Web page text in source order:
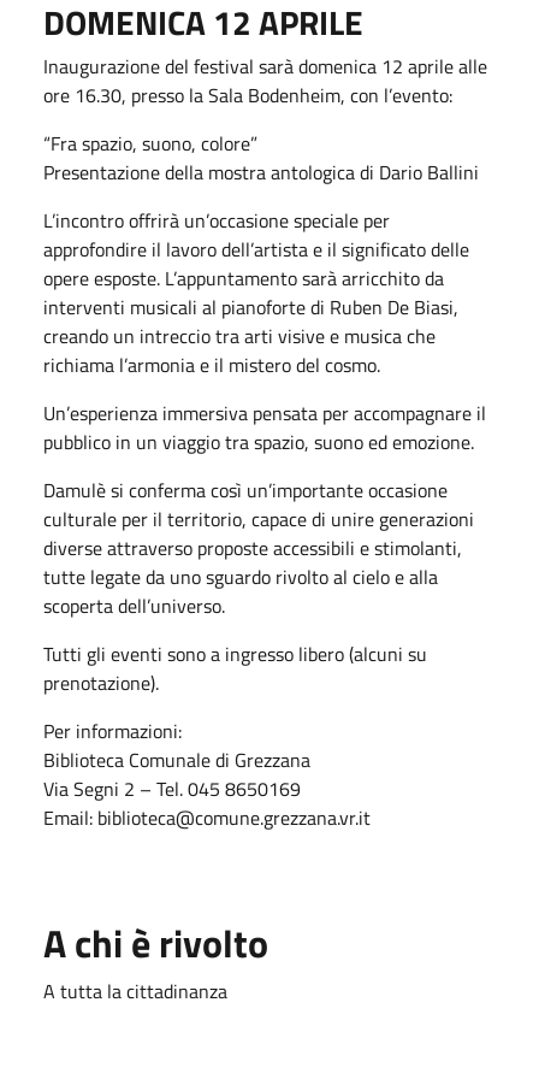
DOMENICA 12 APRILE
Inaugurazione del festival sarà domenica 12 aprile alle
ore 16.30, presso la Sala Bodenheim, con l’evento:
“Fra spazio, suono, colore”
Presentazione della mostra antologica di Dario Ballini
L’incontro offrirà un’occasione speciale per
approfondire il lavoro dell’artista e il significato delle
opere esposte. L’appuntamento sarà arricchito da
interventi musicali al pianoforte di Ruben De Biasi,
creando un intreccio tra arti visive e musica che
richiama l’armonia e il mistero del cosmo.
Un’esperienza immersiva pensata per accompagnare il
pubblico in un viaggio tra spazio, suono ed emozione.
Damulè si conferma così un’importante occasione
culturale per il territorio, capace di unire generazioni
diverse attraverso proposte accessibili e stimolanti,
tutte legate da uno sguardo rivolto al cielo e alla
scoperta dell’universo.
Tutti gli eventi sono a ingresso libero (alcuni su
prenotazione).
Per informazioni:
Biblioteca Comunale di Grezzana
Via Segni 2 – Tel. 045 8650169
Email: biblioteca@comune.grezzana.vr.it
A chi è rivolto
A tutta la cittadinanza